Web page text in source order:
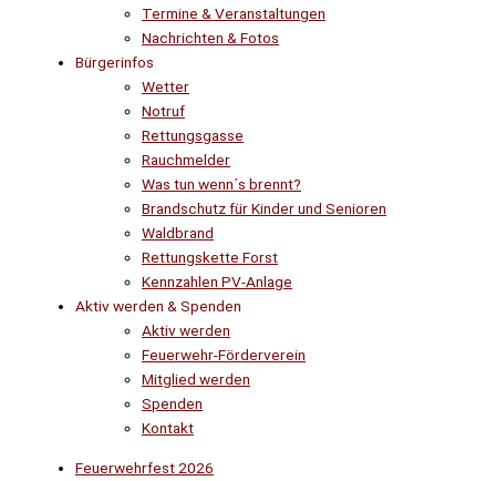
Termine & Veranstaltungen
Nachrichten & Fotos
Bürgerinfos
Wetter
Notruf
Rettungsgasse
Rauchmelder
Was tun wenn´s brennt?
Brandschutz für Kinder und Senioren
Waldbrand
Rettungskette Forst
Kennzahlen PV-Anlage
Aktiv werden & Spenden
Aktiv werden
Feuerwehr-Förderverein
Mitglied werden
Spenden
Kontakt
Feuerwehrfest 2026